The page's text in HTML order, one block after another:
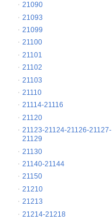
21090
21093
21099
21100
21101
21102
21103
21110
21114-21116
21120
21123-21124-21126-21127-
21129
21130
21140-21144
21150
21210
21213
21214-21218